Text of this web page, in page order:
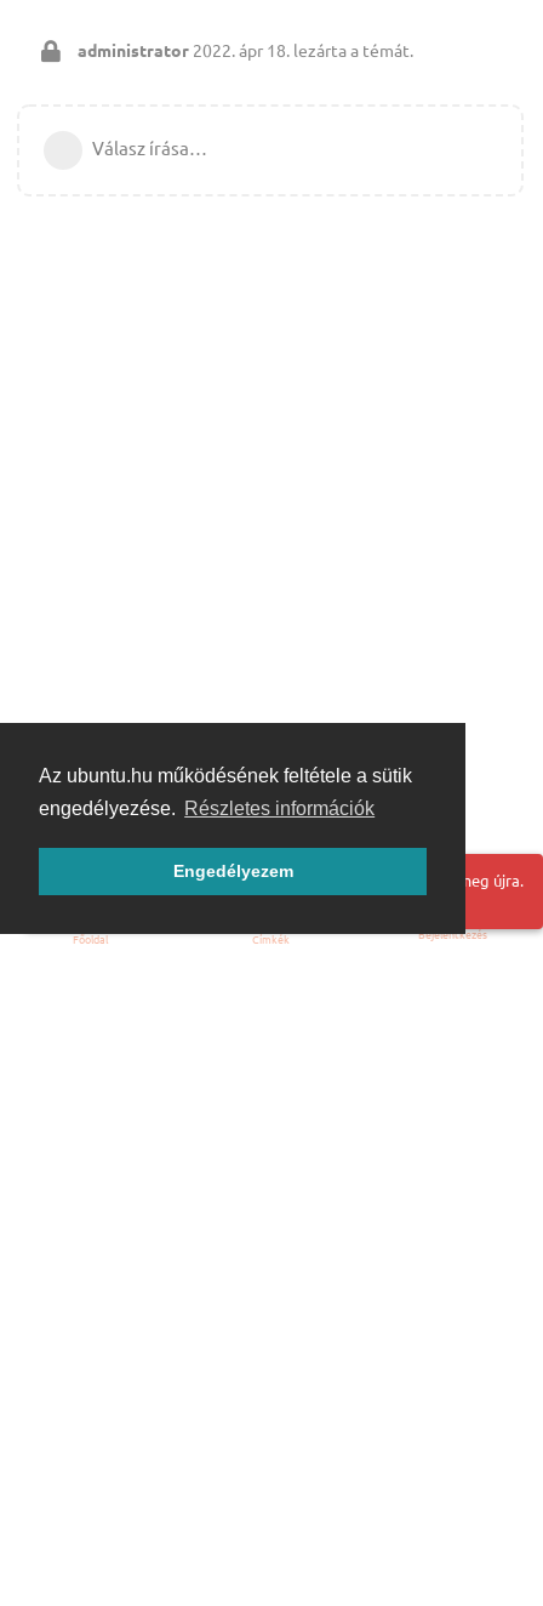
Az ubuntu.hu működésének feltétele a sütik
engedélyezése. Részletes információk
Engedélyezem
administrator 2022. ápr 18. lezárta a témát.
Válasz írása…
Hoppá! Valami hiba történt. Frissítse az oldalt és próbálja meg újra.
Főoldal Címkék Bejelentkezés